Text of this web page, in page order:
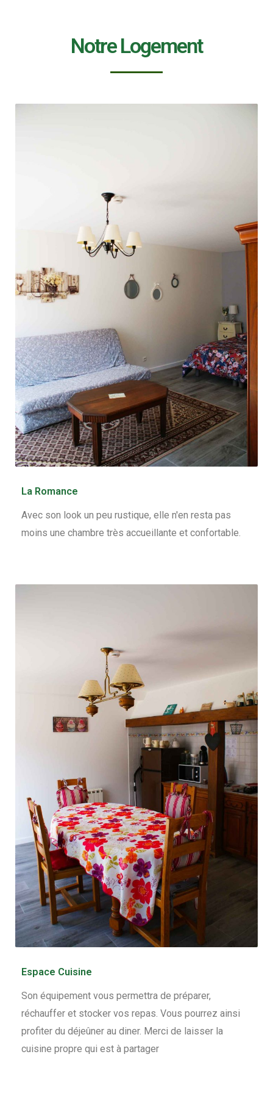
Notre Logement
La Romance
Avec son look un peu rustique, elle n'en resta pas
moins une chambre très accueillante et confortable.
Espace Cuisine
Son équipement vous permettra de préparer,
réchauffer et stocker vos repas. Vous pourrez ainsi
profiter du déjeûner au diner. Merci de laisser la
cuisine propre qui est à partager